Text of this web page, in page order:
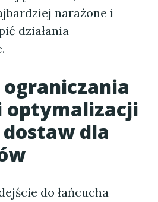
narażone i
działania
optymalizacji
dostaw dla
do łańcucha